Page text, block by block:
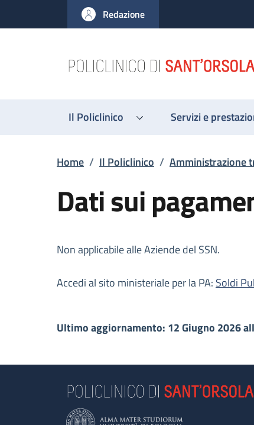
al contenuto principale
to footer content
Redazione
Il Policlinico Servizi e
Briciole di pane
Home / Il Policlinico / Amministrazione
Dati sui
Descrizione
Non applicabile alle Aziende del SSN.
Accedi al sito ministeriale per la PA: Soldi
Ultimo aggiornamento: 12 Giugno 2026